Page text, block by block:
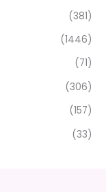
(381)
(1446)
(71)
(306)
(157)
(33)